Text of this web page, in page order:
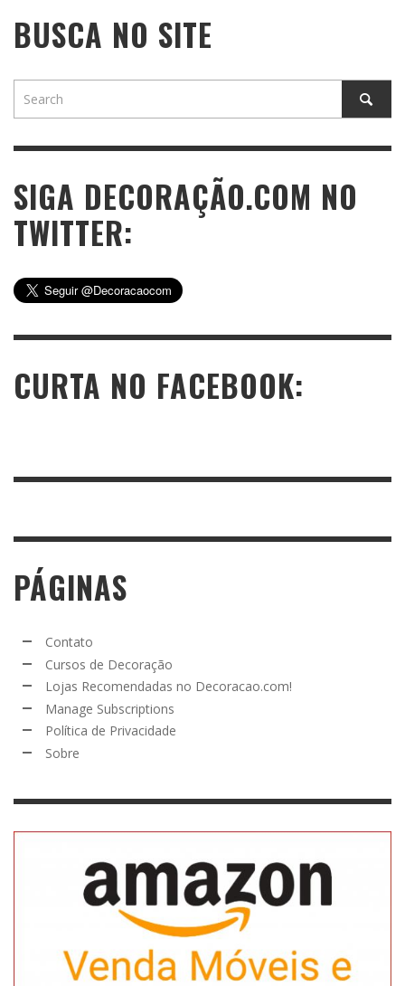
BUSCA NO SITE
SIGA DECORAÇÃO.COM NO
TWITTER:
CURTA NO FACEBOOK:
PÁGINAS
Contato
Cursos de Decoração
Lojas Recomendadas no Decoracao.com!
Manage Subscriptions
Política de Privacidade
Sobre